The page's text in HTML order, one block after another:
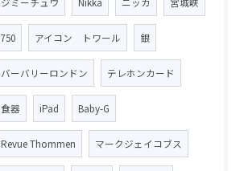
750 アイコン トワール 銀
バーバリーロンドン テレホンカード
食器 iPad Baby-G
Revue Thommen マークジェイコブス